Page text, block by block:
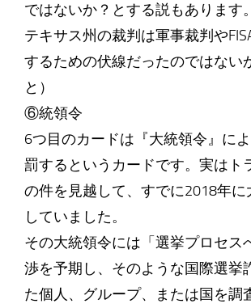
ではないか？とする説もあります
テキサス州の裁判は軍事裁判や
するための伏線だったのではない
と）
⑥統領令
6つ目のカードは『大統領令』に
罰するというカードです。実はト
の件を見越して、すでに2018年に
していました。
その大統領令には「選挙プロセス
渉を予期し、そのような国際選挙
た個人、グループ、または国を調